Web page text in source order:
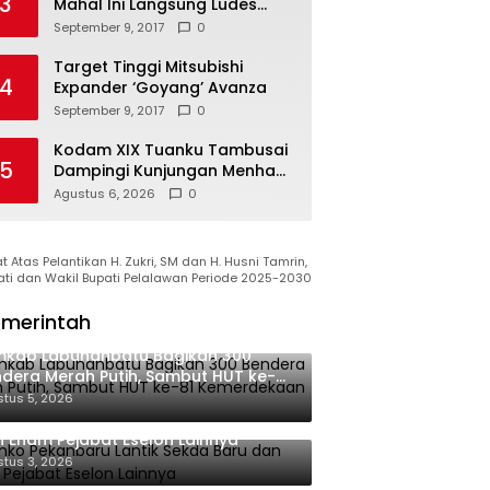
Terjual
September 9, 2017 0
4
Target Tinggi Mitsubishi
Expander ‘Goyang’ Avanza
September 9, 2017 0
5
Kodam XIX Tuanku Tambusai
Dampingi Kunjungan Menhan
RI ke Yonif TP 952/Imam
Agustus 6, 2026 0
Atas Pelantikan H. Zukri, SM dan H. Husni Tamrin,
dan Wakil Bupati Pelalawan Periode 2025-2030
Labuhanbatu Bagikan 300
Merah Putih, Sambut HUT ke-81
RI
5, 2026
Pekanbaru Lantik Sekda Baru
Enam Pejabat Eselon Lainnya
3, 2026